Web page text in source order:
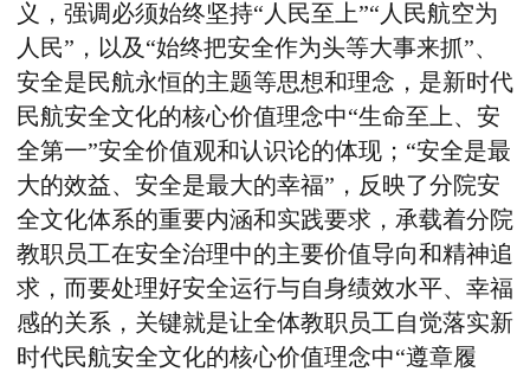
义，强调必须始终坚持“人民至上”“人民航空为
人民”，以及“始终把安全作为头等大事来抓”、
安全是民航永恒的主题等思想和理念，是新时代
民航安全文化的核心价值理念中“生命至上、安
全第一”安全价值观和认识论的体现；“安全是最
大的效益、安全是最大的幸福”，反映了分院安
全文化体系的重要内涵和实践要求，承载着分院
教职员工在安全治理中的主要价值导向和精神追
求，而要处理好安全运行与自身绩效水平、幸福
感的关系，关键就是让全体教职员工自觉落实新
时代民航安全文化的核心价值理念中“遵章履